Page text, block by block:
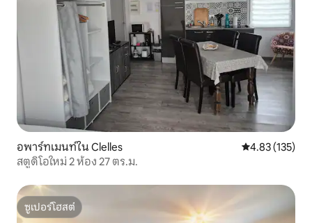
อพาร์ทเมนท์ใน Clelles คะแนนเฉลี่ย
4.83 (135)
สตูดิโอใหม่ 2 ห้อง 27 ตร.ม.
ซูเปอร์โฮสต์
ซูเปอร์โฮสต์